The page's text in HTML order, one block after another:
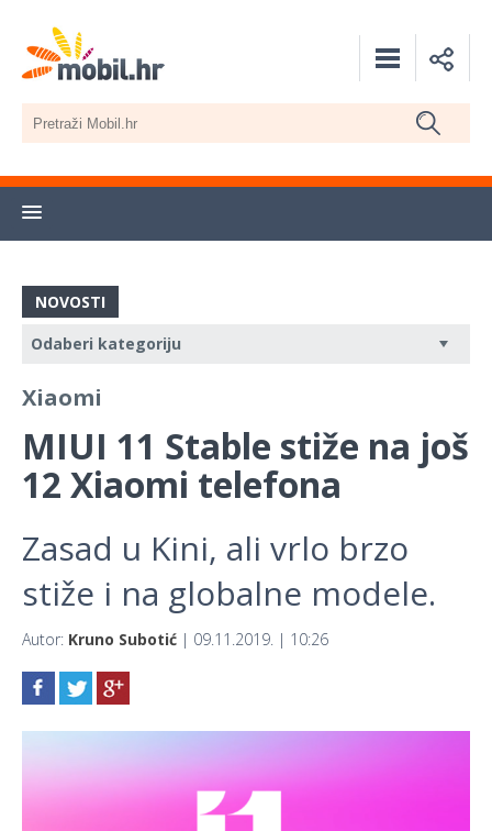
NOVOSTI
Xiaomi
MIUI 11 Stable stiže na još
12 Xiaomi telefona
Zasad u Kini, ali vrlo brzo
stiže i na globalne modele.
Autor: Kruno Subotić | 09.11.2019. | 10:26